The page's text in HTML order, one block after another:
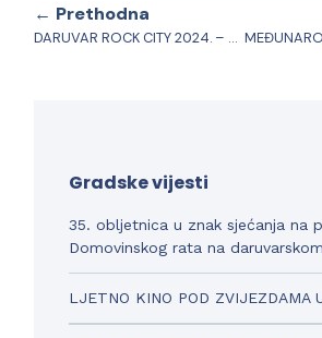
← Prethodna
DARUVAR ROCK CITY 2024. – petak
Gradske vijesti
35. obljetnica u znak sjećanja na
Domovinskog rata na
LJETNO KINO POD ZVIJEZDAMA